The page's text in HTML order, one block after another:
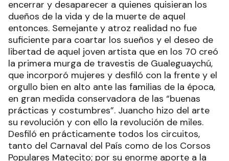
encerrar y desaparecer a quienes quisieran los
dueños de la vida y de la muerte de aquel
entonces. Semejante y atroz realidad no fue
suficiente para coartar los sueños y el deseo de
libertad de aquel joven artista que en los 70 creó
la primera murga de travestis de Gualeguaychú,
que incorporó mujeres y desfiló con la frente y el
orgullo bien en alto ante las familias de la época,
en gran medida conservadora de las “buenas
prácticas y costumbres”. Juancho hizo del arte
su revolución y con ello la revolución de miles.
Desfiló en prácticamente todos los circuitos,
tanto del Carnaval del País como de los Corsos
Populares Matecito; por su enorme aporte a la